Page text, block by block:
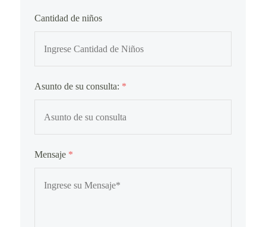
Cantidad de niños
Asunto de su consulta: *
Mensaje *